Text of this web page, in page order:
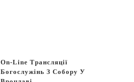
On-Line Трансляції
Богослужінь З Собору У